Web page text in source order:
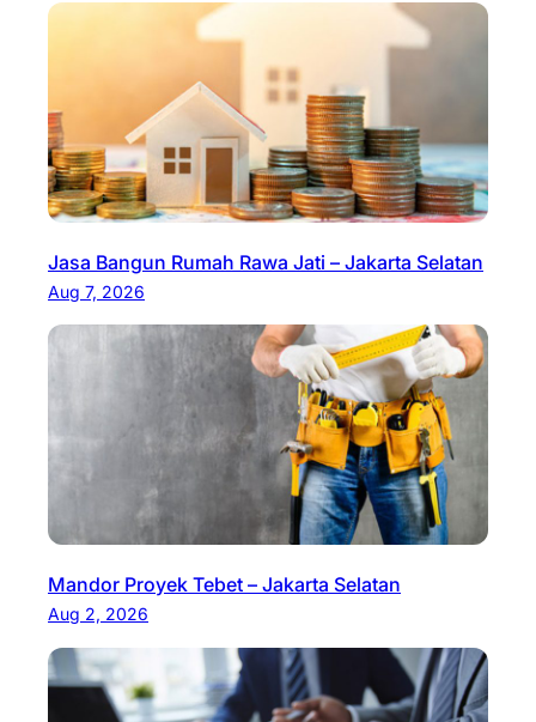
Jasa Bangun Rumah Rawa Jati – Jakarta Selatan
Aug 7, 2026
Mandor Proyek Tebet – Jakarta Selatan
Aug 2, 2026